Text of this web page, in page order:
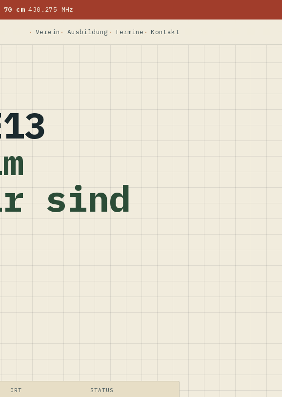
70 cm430.275 MHz
Verein Ausbildung Termine Kontakt
sind
ORT STATUS